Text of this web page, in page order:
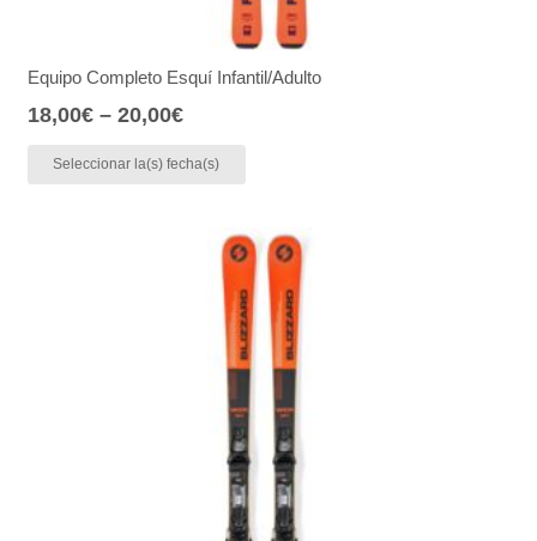
Equipo Completo Esquí Infantil/Adulto
18,00€– 20,00€
Seleccionar la(s) fecha(s)